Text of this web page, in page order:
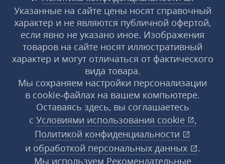
Указанные на сайте цены носят справочный
характер и не являются публичной офертой,
если явно не указано иное. Изображения
товаров на сайте носят иллюстративный
характер и могут отличаться от фактического
вида товара.
Мы сохраняем настройки персонализации
в cookie‑файлах на вашем компьютере.
Оставаясь здесь, вы соглашаетесь
с Условиями использования cookie
,
Политикой конфиденциальности
и обработкой персональных данных
.
Мы используем Рекомендательные